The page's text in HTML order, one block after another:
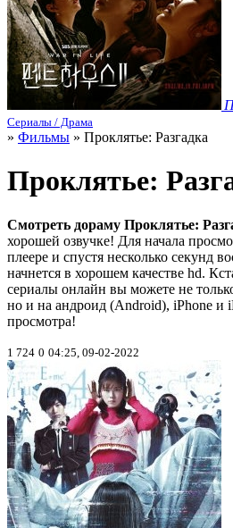
Сериалы / Драма
» Фильмы » Проклятье: Разгадка
Проклятье:
Смотреть дораму Проклятье:
хорошей озвучке! Для начала
плеере и спустя несколько секунд
начнется в хорошем качестве hd.
сериалы онлайн вы можете не
но и на андроид (Android), iPhone и
просмотра!
1 724 0 04:25, 09-02-2022